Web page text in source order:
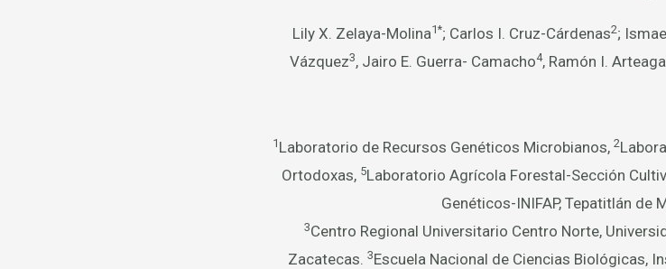
Lily X. Zelaya-Molina1*; Carlos I. Cruz-Cárdenas2;
Vázquez3, Jairo E. Guerra- Camacho4, Ramón I.
1 Laboratorio de Recursos Genéticos Microbianos, 2
Ortodoxas, 5Laboratorio Agrícola Forestal-Sección
Genéticos-INIFAP, Tepatitlán de
3Centro Regional Universitario Centro Norte,
Zacatecas. 3Escuela Nacional de Ciencias Biológicas,